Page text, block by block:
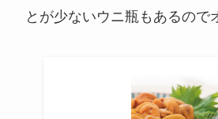
とが少ないウニ瓶もあるので